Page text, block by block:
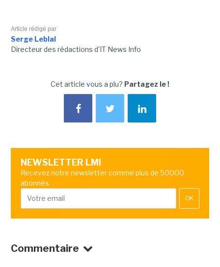
Article rédigé par
Serge Leblal
Directeur des rédactions d'IT News Info
Cet article vous a plu? Partagez le !
NEWSLETTER LMI
Recevez notre newsletter comme plus de 50000
abonnés
OK
Commentaire